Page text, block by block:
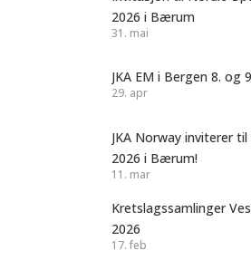
2026 i Bærum
31. mai
JKA EM i Bergen 8. og
29. apr
JKA Norway inviterer
2026 i Bærum!
11. mar
Kretslagssamlinger
2026
17. feb